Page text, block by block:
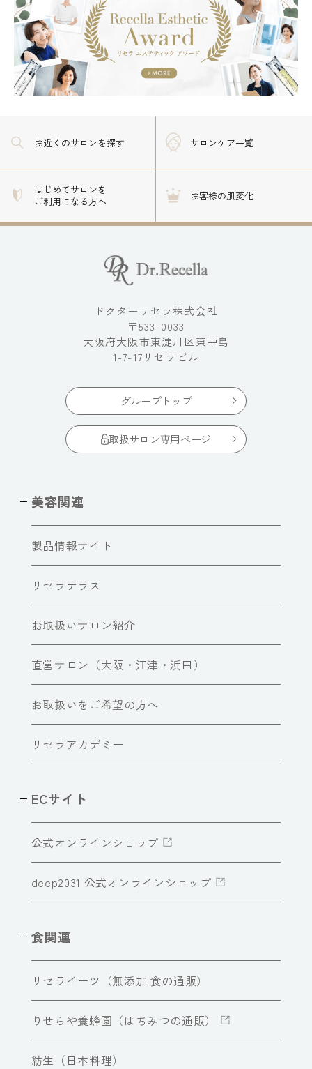
お近くのサロンを探す サロンケア一覧
はじめてサロンを
ご利用になる方へ
お客様の肌変化
ドクターリセラ株式会社
〒533-0033
大阪府大阪市東淀川区東中島
1-7-17リセラビル
グループトップ
取扱サロン専用ページ
美容関連
製品情報サイト
リセラテラス
お取扱いサロン紹介
直営サロン（大阪・江津・浜田）
お取扱いをご希望の方へ
リセラアカデミー
ECサイト
公式オンラインショップ
deep2031 公式オンラインショップ
食関連
リセライーツ（無添加 食の通販）
りせらや養蜂園（はちみつの通販）
紡生（日本料理）